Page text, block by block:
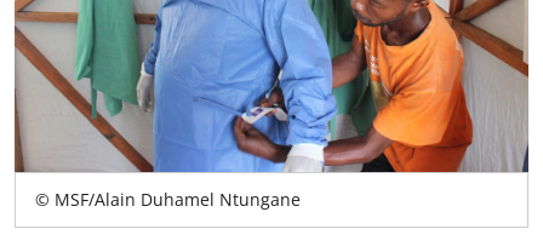
© MSF/Alain Duhamel Ntungane